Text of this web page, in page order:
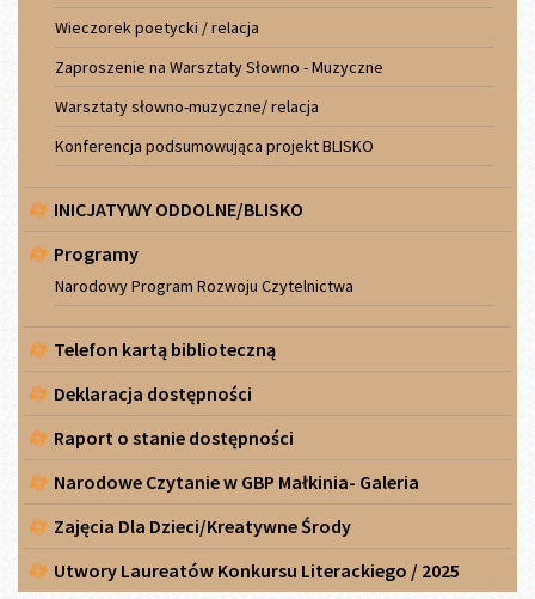
Wieczorek poetycki / relacja
Zaproszenie na Warsztaty Słowno - Muzyczne
Warsztaty słowno-muzyczne/ relacja
Konferencja podsumowująca projekt BLISKO
INICJATYWY ODDOLNE/BLISKO
Programy
Narodowy Program Rozwoju Czytelnictwa
Telefon kartą biblioteczną
Deklaracja dostępności
Raport o stanie dostępności
Narodowe Czytanie w GBP Małkinia- Galeria
Zajęcia Dla Dzieci/Kreatywne Środy
Utwory Laureatów Konkursu Literackiego / 2025